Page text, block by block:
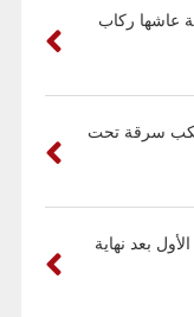
عاشها ركاب
سرقة تحت
بعد نهاية